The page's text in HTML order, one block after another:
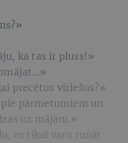
ka tas ir pluss!»
precētus vīriešus?»
pārmetumiem un
uz mājām.»
es tikai varu runāt